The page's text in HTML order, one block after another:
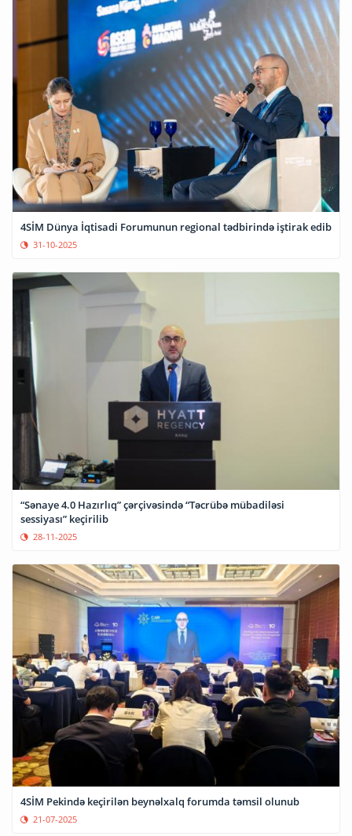
4SİM Dünya İqtisadi Forumunun regional tədbirində iştirak edib
31-10-2025
“Sənaye 4.0 Hazırlıq” çərçivəsində “Təcrübə mübadiləsi
sessiyası” keçirilib
28-11-2025
4SİM Pekində keçirilən beynəlxalq forumda təmsil olunub
21-07-2025